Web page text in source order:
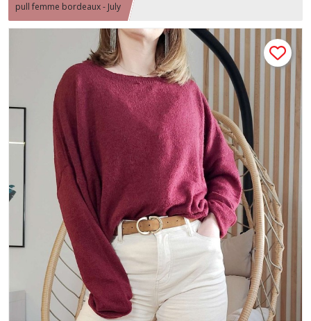
pull femme bordeaux - July